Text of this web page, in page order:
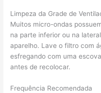
Limpeza da Grade de
Muitos micro-ondas
na parte inferior ou na
aparelho. Lave o filtro com
esfregando com uma
antes de recolocar.
Frequência Recomendada